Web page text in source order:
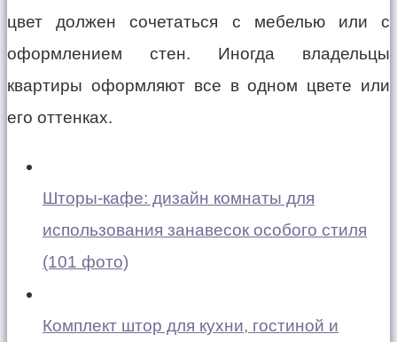
цвет должен сочетаться с мебелью или с
оформлением стен. Иногда владельцы
квартиры оформляют все в одном цвете или
его оттенках.
Шторы-кафе: дизайн комнаты для
использования занавесок особого стиля
(101 фото)
Комплект штор для кухни, гостиной и